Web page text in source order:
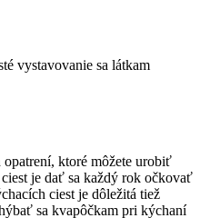
vystavovanie sa látkam
ktoré môžete urobiť
je dať sa každý rok očkovať
ciest je dôležitá tiež
sa kvapôčkam pri kýchaní